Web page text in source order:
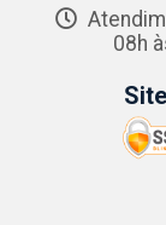
08h